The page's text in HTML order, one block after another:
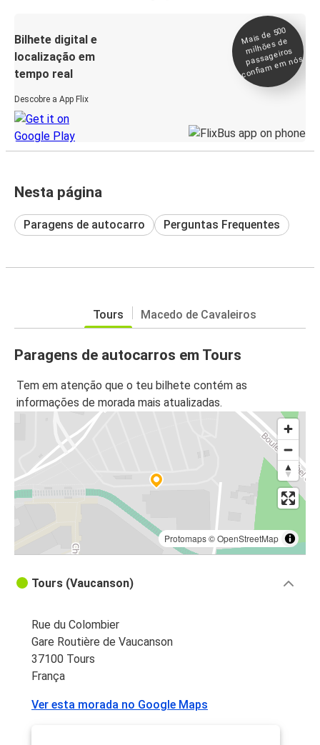
Bilhete digital e
localização em
tempo real
Descobre a App Flix
Mais de 500
milhões de
passageiros
confia
m e
m nós
Nesta página
Paragens de autocarro Perguntas Frequentes
Tours Macedo de Cavaleiros
Paragens de autocarros em Tours
Tem em atenção que o teu bilhete contém as
informações de morada mais atualizadas.
Protomaps©OpenStreetMap
Tours (Vaucanson)
Rue du Colombier
Gare Routière de Vaucanson
37100 Tours
França
Ver esta morada no Google Maps